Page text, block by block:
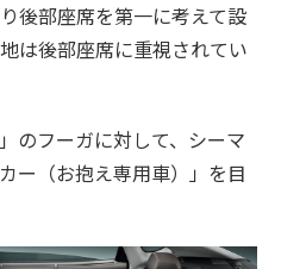
後部座席を第一に考えて設
は後部座席に重視されてい
のフーガに対して、シーマ
ー（お抱え専用車）」を目